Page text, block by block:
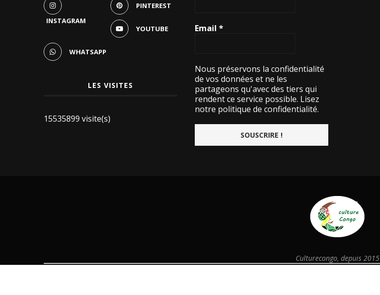
INSTAGRAM
PINTEREST
YOUTUBE
WHATSAPP
LES VISITES
15535899 visite(s)
Email*
Nous préservons la confidentialité
de vos données et ne les
partageons qu'avec des tiers qui
rendent ce service possible. Lisez
notre politique de confidentialité.
Culturecongo, depuis 2015